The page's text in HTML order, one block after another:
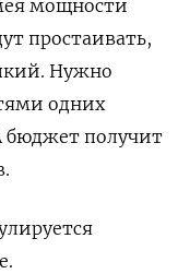
мощности
простаивать,
Нужно
одних
бюджет получит